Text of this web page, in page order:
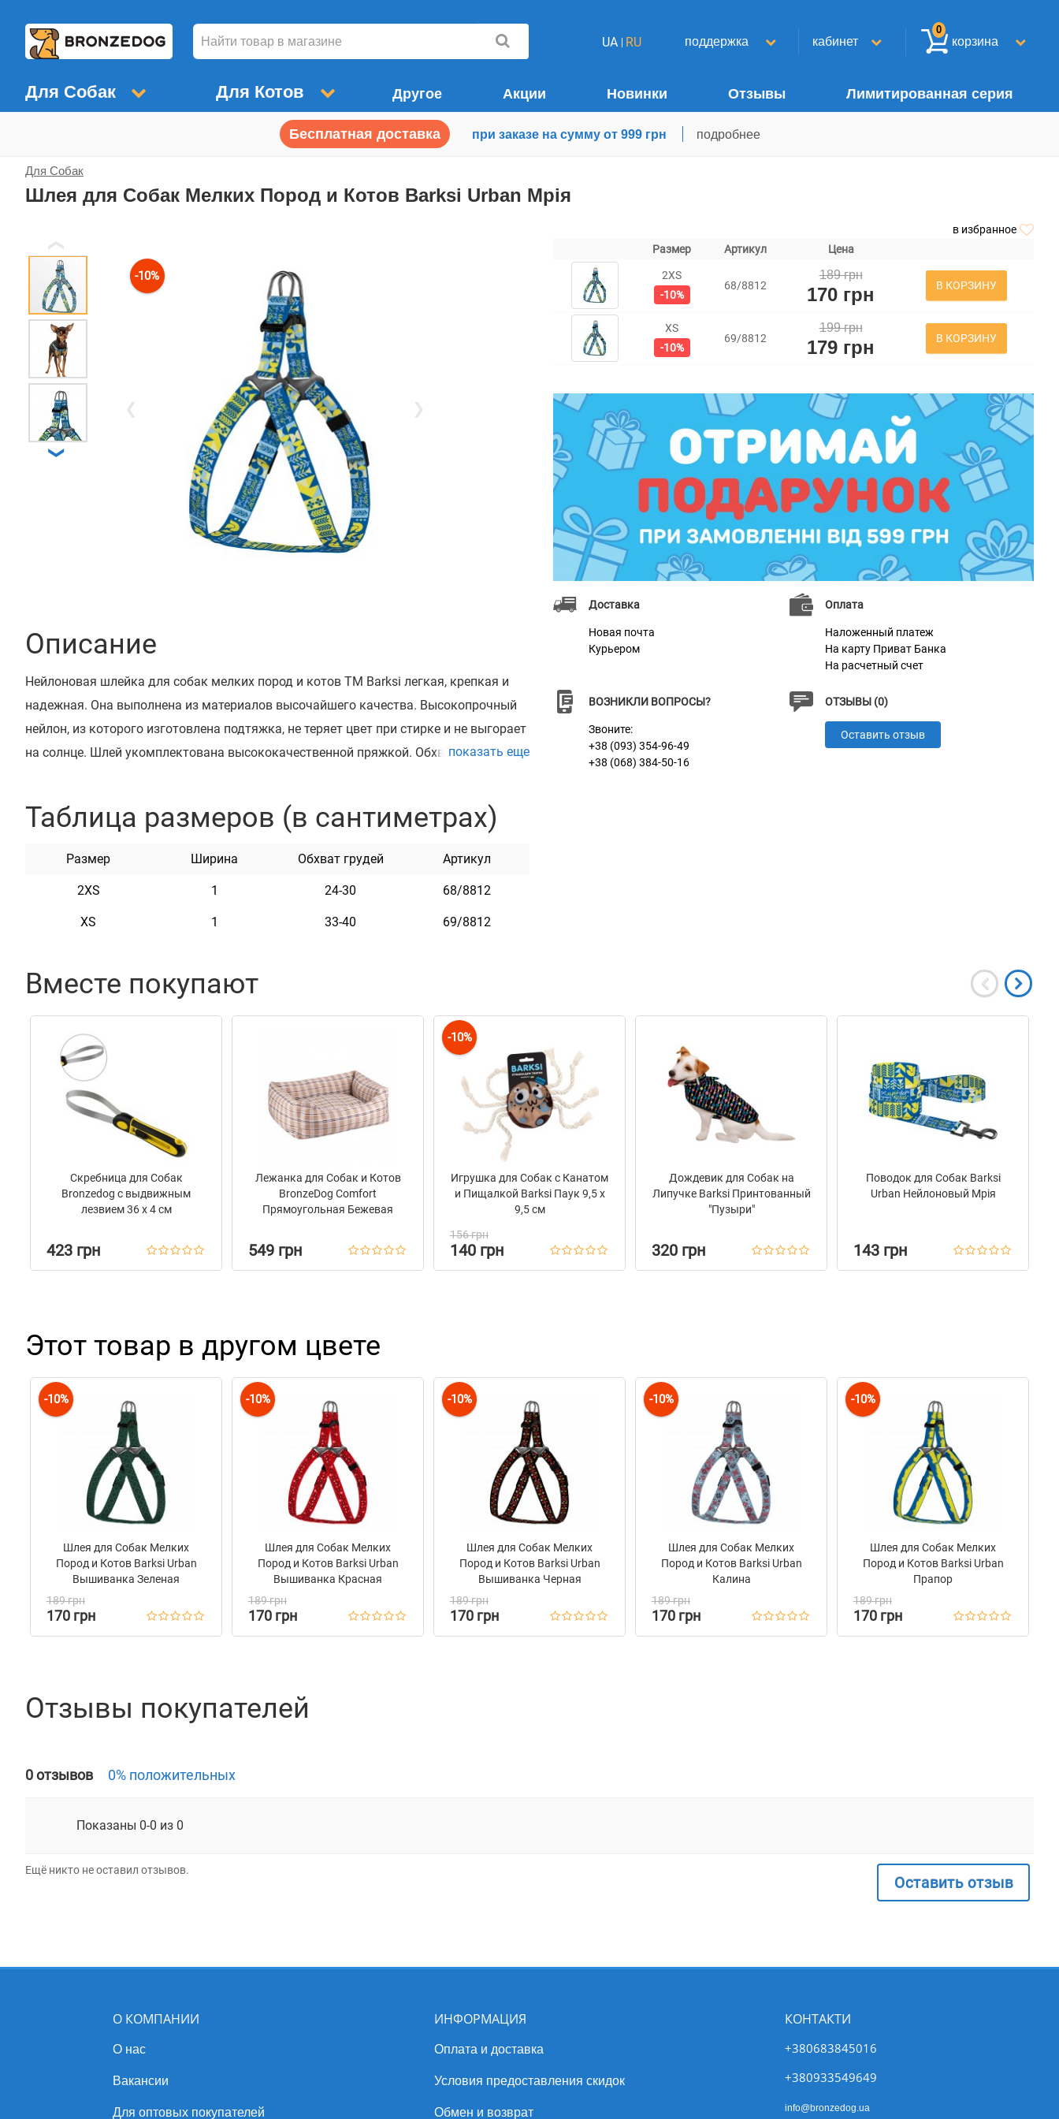
UA RU поддержка кабинет корзина
0
Для Собак Для Котов Другое Акции Новинки Отзывы Лимитированная серия
Бесплатная доставка при заказе на сумму от 999 грн подробнее
Для Собак
Шлея для Собак Мелких Пород и Котов Barksi Urban Мрія
в избранное
-10%
❯
Описание
Нейлоновая шлейка для собак мелких пород и котов ТМ Barksi легкая, крепкая и
надежная. Она выполнена из материалов высочайшего качества. Высокопрочный
нейлон, из которого изготовлена подтяжка, не теряет цвет при стирке и не выгорает
на солнце. Шлей укомплектована высококачественной пряжкой. Обхват
кошек. Эта лямка мягкая на ощупь, гибкая и не боящаяся воды. Она практична и
Характеристики
Фурнитура
показать еще
Таблица размеров (в сантиметрах)
Размер Ширина Обхват грудей Артикул
2XS 1 24-30 68/8812
XS 1 33-40 69/8812
Размер Артикул Цена
2XS
-10%
68/8812
189 грн
170 грн В КОРЗИНУ
XS
-10%
69/8812
199 грн
179 грн В КОРЗИНУ
Доставка
Новая почта
Курьером
Оплата
Наложенный платеж
На карту Приват Банка
На расчетный счет
ВОЗНИКЛИ ВОПРОСЫ?
Звоните:
+38 (093) 354-96-49
+38 (068) 384-50-16
ОТЗЫВЫ (0)
Оставить отзыв
Вместе покупают
Скребница для Собак
Bronzedog с выдвижным
лезвием 36 х 4 см
423 грн
Лежанка для Собак и Котов
BronzeDog Comfort
Прямоугольная Бежевая
549 грн
-10%
Игрушка для Собак с Канатом
и Пищалкой Barksi Паук 9,5 х
9,5 см
156 грн
140 грн
Дождевик для Собак на
Липучке Barksi Принтованный
"Пузыри"
320 грн
Поводок для Собак Barksi
Urban Нейлоновый Мрія
143 грн
Этот товар в другом цвете
-10%
Шлея для Собак Мелких
Пород и Котов Barksi Urban
Вышиванка Зеленая
189 грн
170 грн
-10%
Шлея для Собак Мелких
Пород и Котов Barksi Urban
Вышиванка Красная
189 грн
170 грн
-10%
Шлея для Собак Мелких
Пород и Котов Barksi Urban
Вышиванка Черная
189 грн
170 грн
-10%
Шлея для Собак Мелких
Пород и Котов Barksi Urban
Калина
189 грн
170 грн
-10%
Шлея для Собак Мелких
Пород и Котов Barksi Urban
Прапор
189 грн
170 грн
Отзывы покупателей
0 отзывов 0% положительных
Показаны 0-0 из 0
Ещё никто не оставил отзывов.
Оставить отзыв
О КОМПАНИИ
О нас
Вакансии
Для оптовых покупателей
ИНФОРМАЦИЯ
Оплата и доставка
Условия предоставления скидок
Обмен и возврат
КОНТАКТИ
+380683845016
+380933549649
info@bronzedog.ua